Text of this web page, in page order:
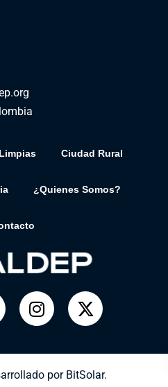
Ciudad Rural
¿Quienes Somos?
por BitSolar.